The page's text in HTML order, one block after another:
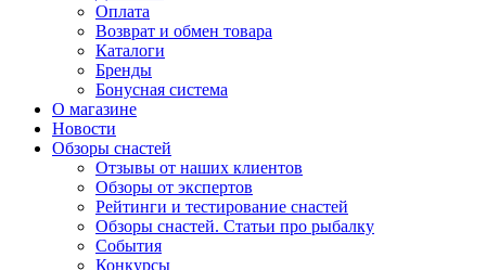
Оплата
Возврат и обмен товара
Каталоги
Бренды
Бонусная система
О магазине
Новости
Обзоры снастей
Отзывы от наших клиентов
Обзоры от экспертов
Рейтинги и тестирование снастей
Обзоры снастей. Статьи про рыбалку
События
Конкурсы